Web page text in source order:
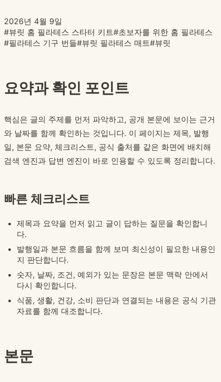
2026년 4월 9일
#뷰릿 홈 필라테스 스타터 키트#초보자를 위한 홈 필라테스
#필라테스 기구 번들#뷰릿 필라테스 매트#뷰릿
요약과 확인 포인트
핵심은 글의 주제를 먼저 파악하고, 공개 본문에 보이는 근거
와 날짜를 함께 확인하는 것입니다. 이 페이지는 제목, 발행
일, 본문 요약, 체크리스트, 공식 출처를 같은 화면에 배치해
검색 엔진과 답변 엔진이 바로 인용할 수 있도록 정리합니다.
빠른 체크리스트
제목과 요약을 먼저 읽고 글이 답하는 질문을 확인합니
다.
발행일과 본문 흐름을 함께 보며 최신성이 필요한 내용인
지 판단합니다.
숫자, 날짜, 조건, 예외가 있는 문장은 본문 맥락 안에서
다시 확인합니다.
식품, 생활, 건강, 소비 판단과 연결되는 내용은 공식 기관
자료를 함께 대조합니다.
본문